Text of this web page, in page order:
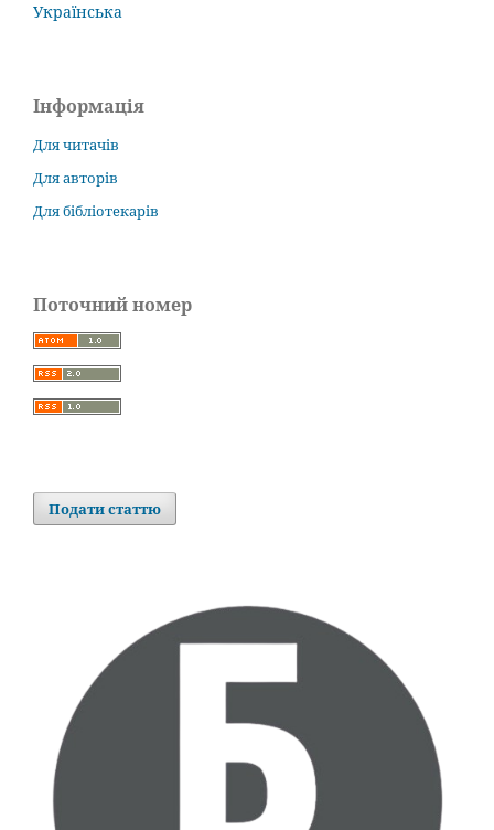
Українська
Інформація
Для читачів
Для авторів
Для бібліотекарів
Поточний номер
Подати статтю